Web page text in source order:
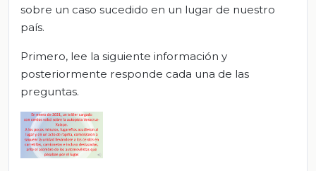
sobre un caso sucedido en un lugar de nuestro
país.
Primero, lee la siguiente información y
posteriormente responde cada una de las
preguntas.